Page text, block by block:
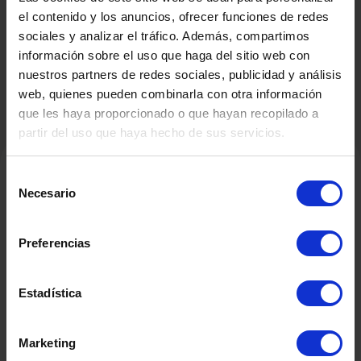
el contenido y los anuncios, ofrecer funciones de redes
sociales y analizar el tráfico. Además, compartimos
información sobre el uso que haga del sitio web con
nuestros partners de redes sociales, publicidad y análisis
web, quienes pueden combinarla con otra información
que les haya proporcionado o que hayan recopilado a
partir del uso que haya hecho de sus servicios.
Necesario
Preferencias
Estadística
Marketing
BACHILLER
Productos Relacionados